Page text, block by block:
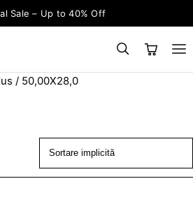
Sale – Up to 40% Off
/ 50,00X28,0